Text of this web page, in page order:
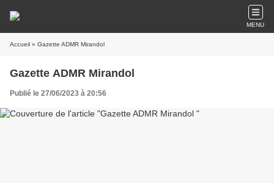
MENU
Accueil » Gazette ADMR Mirandol
Gazette ADMR Mirandol
Publié le 27/06/2023 à 20:56